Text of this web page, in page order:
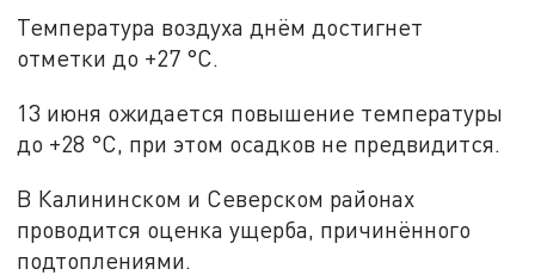
Температура воздуха днём достигнет
отметки до +27 °C.
13 июня ожидается повышение температуры
до +28 °C, при этом осадков не предвидится.
В Калининском и Северском районах
проводится оценка ущерба, причинённого
подтоплениями.